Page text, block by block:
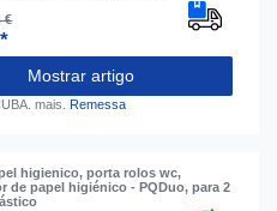
€
Mostrar artigo
mais. Remessa
higienico, porta rolos wc,
de papel higiénico - PQDuo, para 2